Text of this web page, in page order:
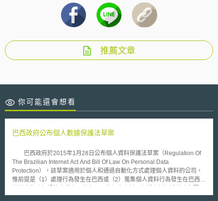
推薦文章
你可能還會想看
巴西政府公布個人數據保護法草案
巴西政府於2015年1月28日公布個人資料保護法草案（Regulation Of
The Brazilian Internet Act And Bill Of Law On Personal Data
Protection），該草案適用於個人和通過自動化方式處理個人資料的公司，
惟前提是（1）處理行為發生在巴西或（2）蒐集個人資料行為發生在巴西。
求： 一、企業必須使資料當事人能夠自由的、直接的，具體的使當事人知